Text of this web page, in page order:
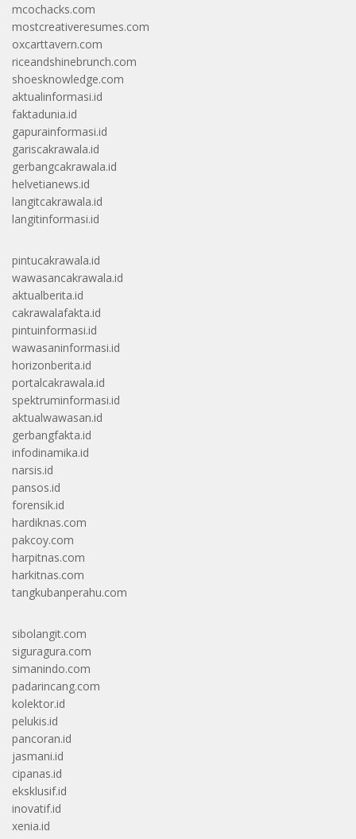
mcochacks.com
mostcreativeresumes.com
oxcarttavern.com
riceandshinebrunch.com
shoesknowledge.com
aktualinformasi.id
faktadunia.id
gapurainformasi.id
gariscakrawala.id
gerbangcakrawala.id
helvetianews.id
langitcakrawala.id
langitinformasi.id
pintucakrawala.id
wawasancakrawala.id
aktualberita.id
cakrawalafakta.id
pintuinformasi.id
wawasaninformasi.id
horizonberita.id
portalcakrawala.id
spektruminformasi.id
aktualwawasan.id
gerbangfakta.id
infodinamika.id
narsis.id
pansos.id
forensik.id
hardiknas.com
pakcoy.com
harpitnas.com
harkitnas.com
tangkubanperahu.com
sibolangit.com
siguragura.com
simanindo.com
padarincang.com
kolektor.id
pelukis.id
pancoran.id
jasmani.id
cipanas.id
eksklusif.id
inovatif.id
xenia.id